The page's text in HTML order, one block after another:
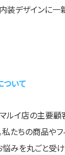
装デザインに一
ついて
ルイ店の主要顧
たちの商品や
悩みを丸ごと